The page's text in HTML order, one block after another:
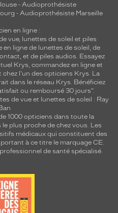
- Audioprothésiste
- Audioprothésiste Marseille
en ligne :
vue, lunettes de soleil et piles
en ligne de lunettes de soleil, de
, et de piles audios. Essayez
Krys, commandez en ligne et
l'un des opticiens Krys. La
dans le réseau Krys. Bénéficiez
ou remboursé 30 jours".
de vue et lunettes de soleil : Ray
1000 opticiens dans toute la
le plus proche de chez vous. Les
médicaux qui constituent des
à ce titre le marquage CE.
de santé spécialisé.